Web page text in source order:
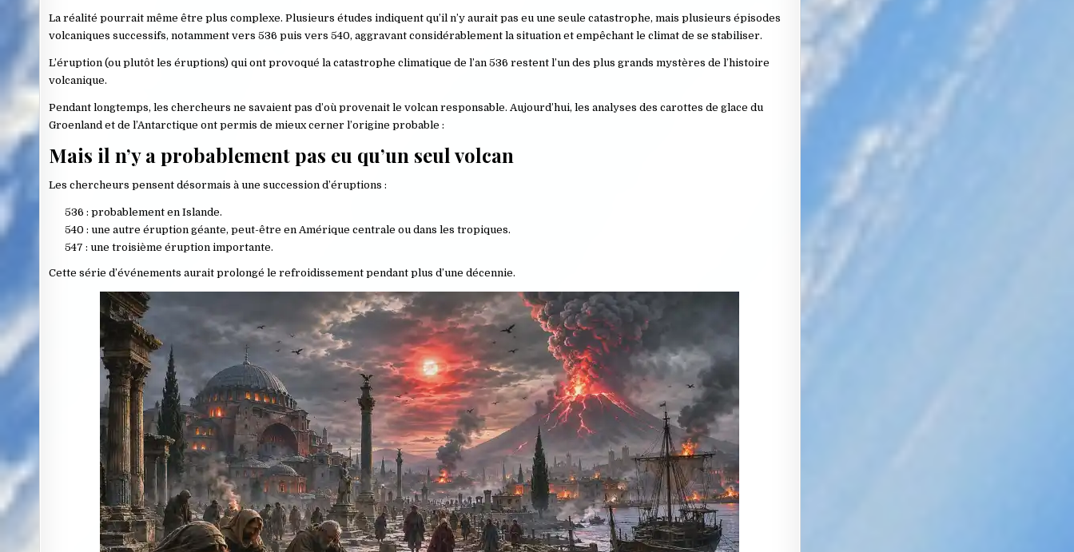
La réalité pourrait même être plus complexe. Plusieurs études indiquent qu’il n’y aurait pas eu une seule catastrophe, mais plusieurs épisodes
volcaniques successifs, notamment vers 536 puis vers 540, aggravant considérablement la situation et empêchant le climat de se stabiliser.
L’éruption (ou plutôt les éruptions) qui ont provoqué la catastrophe climatique de l’an 536 restent l’un des plus grands mystères de l’histoire
volcanique.
Pendant longtemps, les chercheurs ne savaient pas d’où provenait le volcan responsable. Aujourd’hui, les analyses des carottes de glace du
Groenland et del’Antarctique ont permis de mieux cerner l’origine probable :
Mais il n’y a probablement pas eu qu’un seul volcan
Les chercheurs pensent désormais à une succession d’éruptions :
536 : probablement en Islande.
540 : une autre éruption géante, peut-être en Amérique centrale ou dans les tropiques.
547 : une troisième éruption importante.
Cette série d’événements aurait prolongé le refroidissement pendant plus d’une décennie.